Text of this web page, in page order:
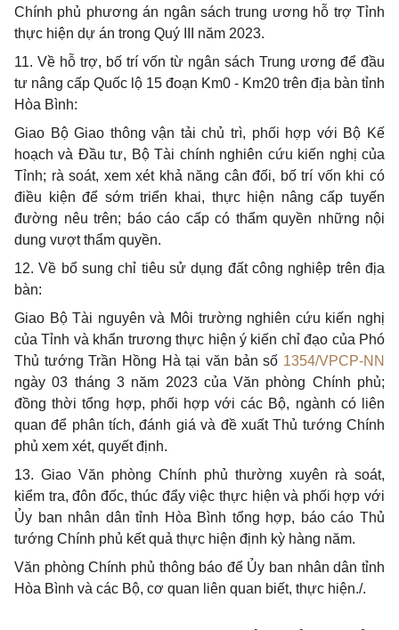
Chính phủ phương án ngân sách trung ương hỗ trợ Tỉnh
thực hiện dự án trong Quý III năm 2023.
11. Về hỗ trợ, bố trí vốn từ ngân sách Trung ương để đầu
tư nâng cấp Quốc lộ 15 đoạn Km0 - Km20 trên địa bàn tỉnh
Hòa Bình:
Giao Bộ Giao thông vận tải chủ trì, phối hợp với Bộ Kế
hoạch và Đầu tư, Bộ Tài chính nghiên cứu kiến nghị của
Tỉnh; rà soát, xem xét khả năng cân đối, bố trí vốn khi có
điều kiện để sớm triển khai, thực hiện nâng cấp tuyến
đường nêu trên; báo cáo cấp có thẩm quyền những nội
dung vượt thẩm quyền.
12. Về bổ sung chỉ tiêu sử dụng đất công nghiệp trên địa
bàn:
Giao Bộ Tài nguyên và Môi trường nghiên cứu kiến nghị
của Tỉnh và khẩn trương thực hiện ý kiến chỉ đạo của Phó
Thủ tướng Trần Hồng Hà tại văn bản số 1354/VPCP-NN
ngày 03 tháng 3 năm 2023 của Văn phòng Chính phủ;
đồng thời tổng hợp, phối hợp với các Bộ, ngành có liên
quan để phân tích, đánh giá và đề xuất Thủ tướng Chính
phủ xem xét, quyết định.
13. Giao Văn phòng Chính phủ thường xuyên rà soát,
kiểm tra, đôn đốc, thúc đẩy việc thực hiện và phối hợp với
Ủy ban nhân dân tỉnh Hòa Bình tổng hợp, báo cáo Thủ
tướng Chính phủ kết quả thực hiện định kỳ hàng năm.
Văn phòng Chính phủ thông báo để Ủy ban nhân dân tỉnh
Hòa Bình và các Bộ, cơ quan liên quan biết, thực hiện./.